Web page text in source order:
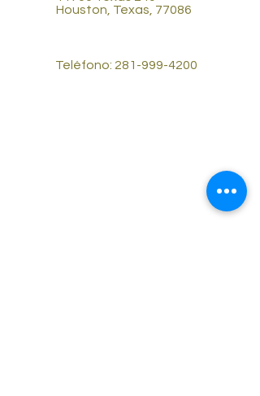
Houston, Texas, 77086
Teléfono: 281-999-4200